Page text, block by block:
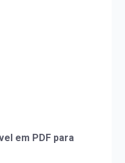
em PDF para